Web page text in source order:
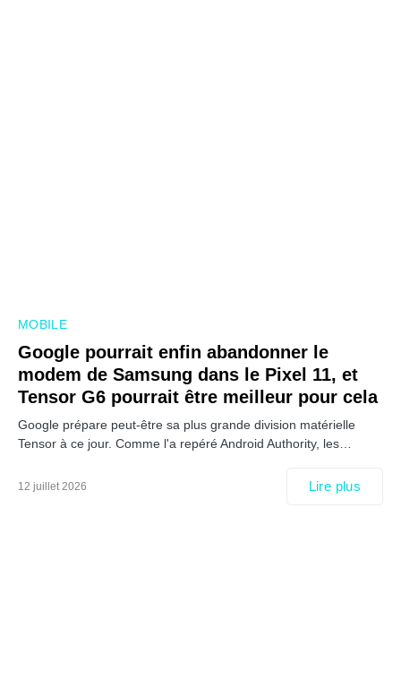
MOBILE
Google pourrait enfin abandonner le
modem de Samsung dans le Pixel 11, et
Tensor G6 pourrait être meilleur pour cela
Google prépare peut-être sa plus grande division matérielle
Tensor à ce jour. Comme l'a repéré Android Authority, les…
12 juillet 2026 Lire plus